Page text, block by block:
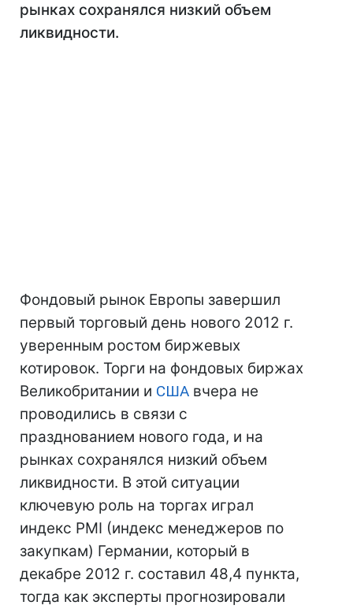
рынках сохранялся низкий объем
ликвидности.
Фондовый рынок Европы завершил
первый торговый день нового 2012 г.
уверенным ростом биржевых
котировок. Торги на фондовых биржах
Великобритании и США вчера не
проводились в связи с
празднованием нового года, и на
рынках сохранялся низкий объем
ликвидности. В этой ситуации
ключевую роль на торгах играл
индекс PMI (индекс менеджеров по
закупкам) Германии, который в
декабре 2012 г. составил 48,4 пункта,
тогда как эксперты прогнозировали